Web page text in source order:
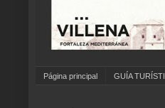
Página principal GUÍA